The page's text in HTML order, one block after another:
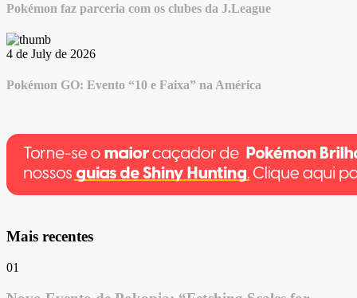
Pokémon faz parceria com os clubes da J.League
4 de July de 2026
Pokémon GO: Evento “10 e Faixa” na América
Mais recentes
01